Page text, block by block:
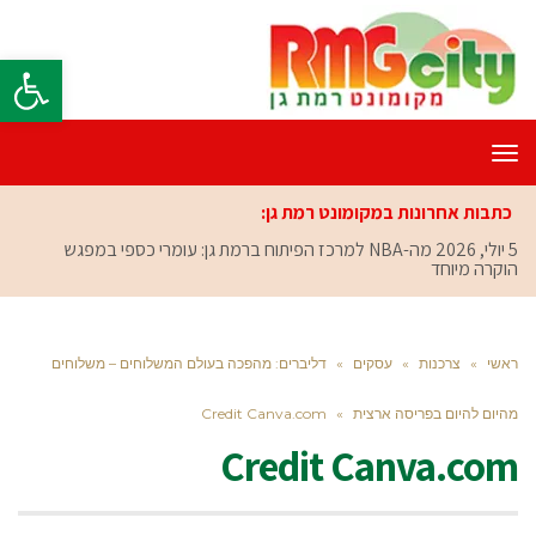
פתח
תפריט
כתבות אחרונות במקומונט רמת גן:
5 יולי, 2026
מה-NBA למרכז הפיתוח ברמת גן: עומרי כספי במפגש
הוקרה מיוחד
ראשי » צרכנות » עסקים » דליברים: מהפכה בעולם המשלוחים – משלוחים
מהיום להיום בפריסה ארצית »
Credit Canva.com
Credit Canva.com